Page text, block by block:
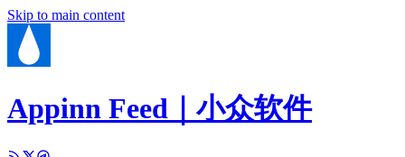
Skip to main content
Appinn Feed｜小众软件